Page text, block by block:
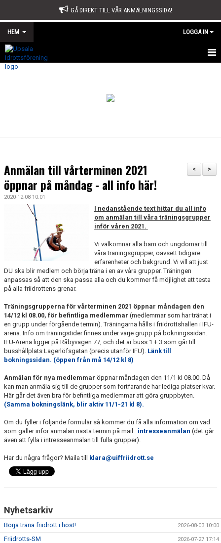
GÅ DIREKT TILL VÅR ANMÄLNINGSSIDA!
HEM LOGGA IN
START
ÅRSBERÄTTELSE OCH VERKSAMHETSPLAN
BÖRJA TRÄNA FRIIDROTT
ARRANGEMANG
FUNKTIONÄRSINFO
RESULTAT
SOMMARFRIIDROTTSSKOLAN
STATISTIK
>
<
Anmälan till vårterminen 2021
öppnar på måndag - all info här!
2020-12-08 10:01
I nedanstående text hittar du all info
om anmälan till våra träningsgrupper
inför våren 2021.
Vi välkomnar alla barn och ungdomar till
våra träningsgrupper, oavsett tidigare
erfarenheter och bakgrund. Vi vill att just
DU ska blir medlem och börja träna i en av våra grupper. Träningen
anpassas så att den ska passa alla och du kommer få möjlighet att testa
på alla friidrottens grenar.
Träningsgrupperna för vårterminen 2021 öppnar måndagen den
14/12 kl 08.00, för befintliga medlemmar (medlemmar som har tränat i
en grupp under förgående termin). Träningarna hålls i friidrottshallen i IFU-
arena. Info om träningstider finnes under varje grupp på bokningssidan.
IFU-Arena ligger på Råbyvägen 77, och det är buss 1 + 3 som går till
busshållplats Lagerlöfsgatan (precis utanför IFU). Länk till
bokningssidan. (öppen från må 14/12 kl 8)
Anmälan för nya medlemmar öppnar måndagen den 11/1 kl 08.00. Då
kan man anmäla sig till de grupper som fortfarande har lediga platser kvar.
Här går det även bra för befintliga medlemmar att göra gruppbyten.
(Samma bokningslänk, blir aktiv 11/1-21 kl 8).
Om du fyller i följande formulär så kommer du få alla information om vad
som gäller inför anmälan nästa termin på mail: intresseanmälan (det går
även att fylla i intresseanmälan till fulla grupper).
Har du några frågor? Maila till klara@uiffriidrott.se
Nyhetsarkiv
Börja träna friidrott i höst! 2026-08-03 10:00
Friidrotts-SM 2026-07-27 17:14